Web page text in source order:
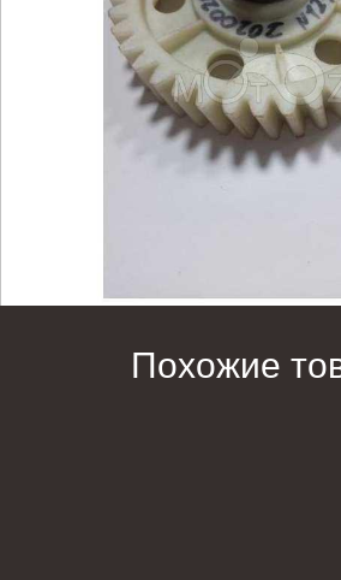
Похожие